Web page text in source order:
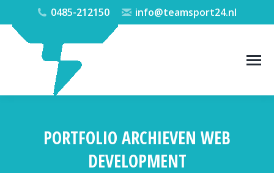
0485-212150 info@teamsport24.nl
PORTFOLIO ARCHIEVEN WEB
DEVELOPMENT